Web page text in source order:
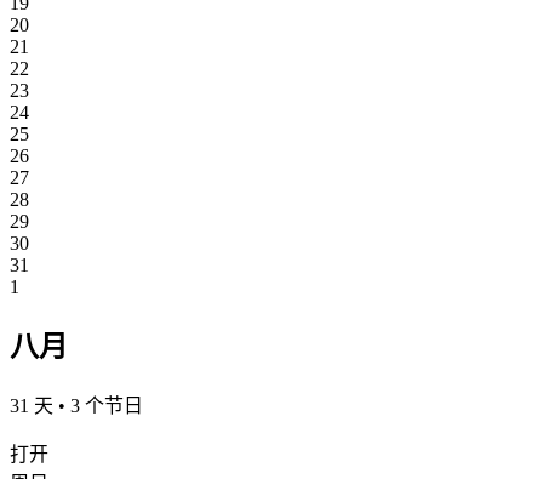
20
21
22
23
24
25
26
27
28
29
30
31
1
八月
31 天 • 3 个节日
打开